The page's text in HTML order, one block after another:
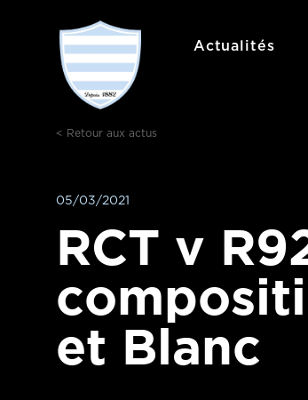
Actualités
< Retour aux actus
05/03/2021
RCT v
et Blanc